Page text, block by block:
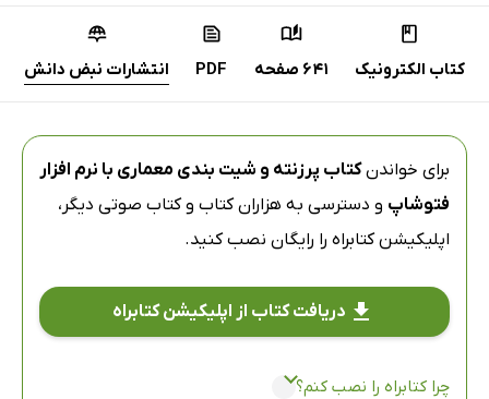
کتاب الکترونیک 641 صفحه PDF انتشارات نبض دانش
برای خواندنکتاب پرزنته و شیت بندی معماری با نرم افزار
فتوشاپ و دسترسی به هزاران کتاب و کتاب صوتی دیگر،
اپلیکیشن کتابراه را رایگان نصب کنید.
دریافت کتاب از اپلیکیشن کتابراه
چرا کتابراه را نصب کنم؟